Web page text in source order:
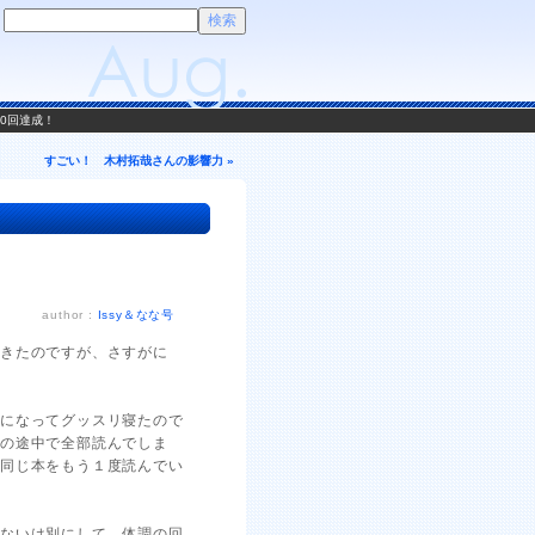
回達成！
すごい！ 木村拓哉さんの影響力 »
author : Issy＆なな号
たのですが、さすがに
なってグッスリ寝たので
途中で全部読んでしま
じ本をもう１度読んでい